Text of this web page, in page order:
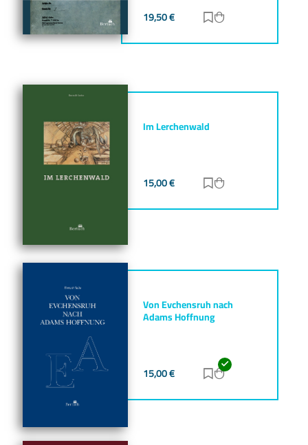
19,50€ Zur Merkliste
Im Lerchenwald
15,00€ Zur Merkliste
Von Evchensruh nach
Adams Hoffnung
15,00€ Zur Merkliste
Zum Warenkorb